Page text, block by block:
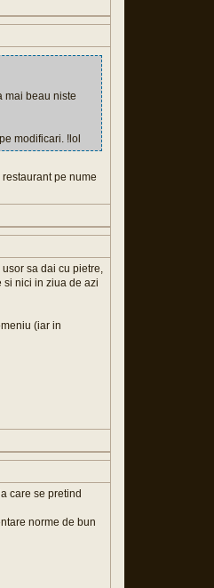
mai beau niste
modificari. !lol
pe nume
sa dai cu pietre,
si nici in ziua de azi
(iar in
care se pretind
norme de bun